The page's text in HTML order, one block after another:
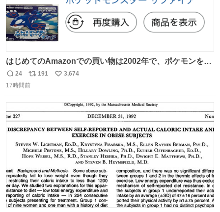
はじめてのAmazonでの買い物は2002年で、ポケモンを買
ったようだ 24年前かぁ。
返
信
24
リ
ポ
数
191
い
3,674
17時間前